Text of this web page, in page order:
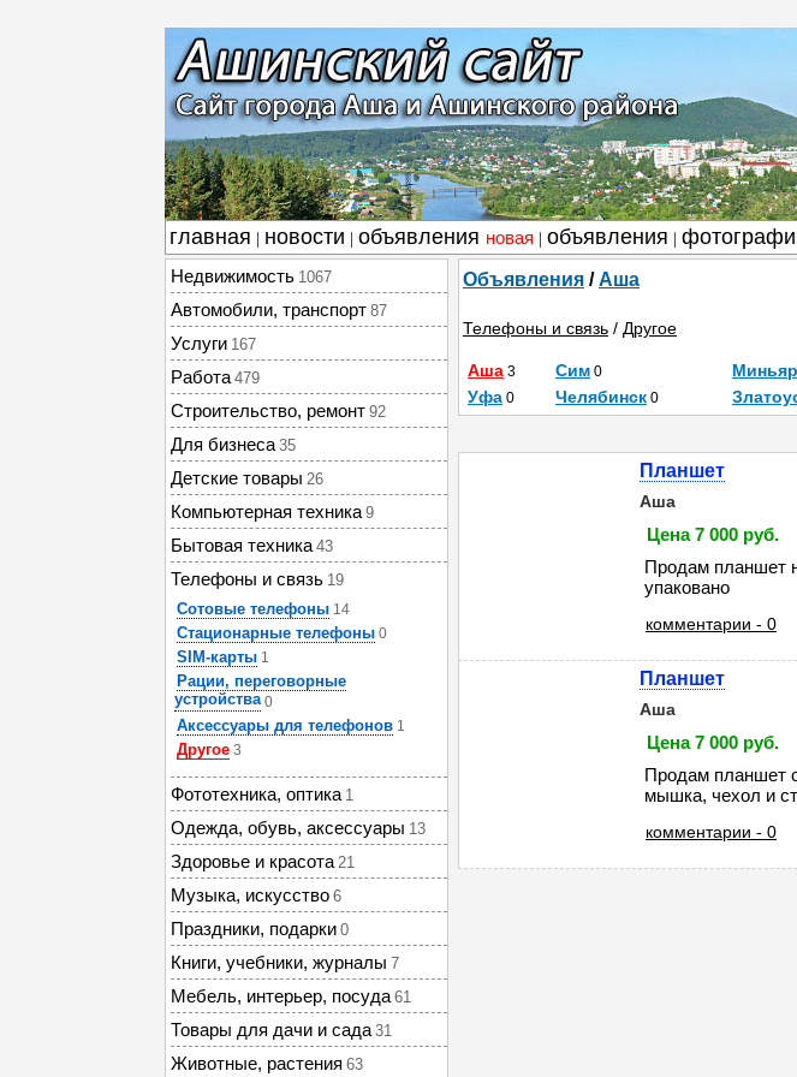
главная новости объявления новая объявления
Недвижимость 1067
Автомобили, транспорт 87
Услуги 167
Работа 479
Строительство, ремонт 92
Для бизнеса 35
Детские товары 26
Компьютерная техника 9
Бытовая техника 43
Телефоны и связь 19
Сотовые телефоны 14
Стационарные телефоны 0
SIM-карты 1
Рации, переговорные
устройства 0
Аксессуары для телефонов 1
Другое 3
Фототехника, оптика 1
Одежда, обувь, аксессуары 13
Здоровье и красота 21
Музыка, искусство 6
Праздники, подарки 0
Книги, учебники, журналы 7
Мебель, интерьер, посуда 61
Товары для дачи и сада 31
Животные, растения 63
Объявления /Аша
Телефоны и связь / Другое
Аша 3 Сим 0 Миньяр
Уфа 0 Челябинск 0
Планшет
Аша
Цена 7 000 руб.
Продам планшет
упаковано
комментарии - 0
Планшет
Аша
Цена 7 000 руб.
Продам планшет
мышка, чехол и
комментарии - 0